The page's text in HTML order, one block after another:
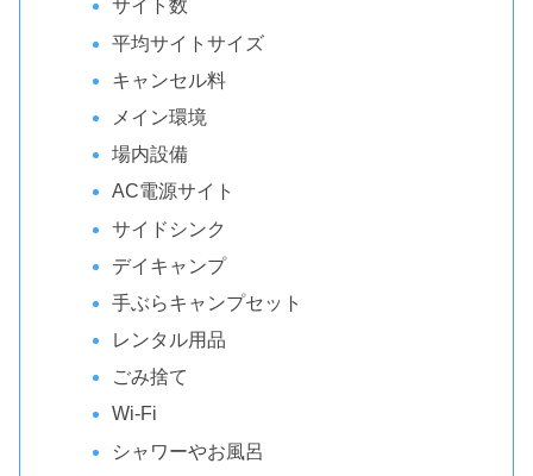
サイト数
平均サイトサイズ
キャンセル料
メイン環境
場内設備
AC電源サイト
サイドシンク
デイキャンプ
手ぶらキャンプセット
レンタル用品
ごみ捨て
Wi-Fi
シャワーやお風呂